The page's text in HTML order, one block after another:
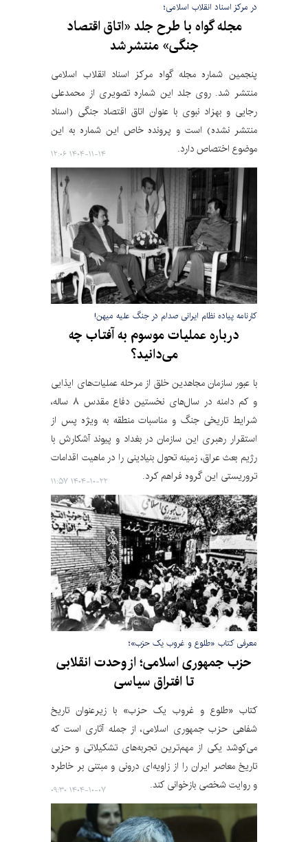
در مرکز اسناد انقلاب اسلامی؛
مجله گواه با طرح جلد «اتاق اقتصاد
جنگی» منتشر شد
پنجمین شماره مجله گواه مرکز اسناد انقلاب اسلامی
منتشر شد. روی جلد این شماره تصویری از محمدعلی
رجایی و بهزاد نبوی با عنوان اتاق اقتصاد جنگی (اسناد
منتشر نشده) است و پرونده خاص این شماره به این
موضوع اختصاص دارد.
۱۴۰۴-۱۱-۱۴ ۱۲:۰۶
کارنامه پیاده نظام ایرانی صدام در جنگ علیه میهن!
درباره عملیات موسوم به آفتاب چه
می‌دانید؟
با عبور سازمان مجاهدین خلق از مرحله عملیات‌های ایذایی
و کم دامنه در سال‌های نخستین دفاع مقدس ۸ ساله،
شرایط تاریخی جنگ و مناسبات منطقه به ویژه پس از
استقرار رهبری این سازمان در بغداد و پیوند آشکارش با
رژیم بعث عراق، زمینه تحول بنیادینی را در ماهیت اقدامات
تروریستی این گروه فراهم کرد.
۱۴۰۴-۱۰-۲۲ ۱۱:۵۷
معرفی کتاب «طلوع و غروب یک حزب»؛
حزب جمهوری اسلامی؛ از وحدت انقلابی
تا افتراق سیاسی
کتاب «طلوع و غروب یک حزب» با زیرعنوان تاریخ
شفاهی حزب جمهوری اسلامی، از جمله آثاری است که
می‌کوشد یکی از مهم‌ترین تجربه‌های تشکیلاتی و حزبی
تاریخ معاصر ایران را از زاویه‌ای درونی و مبتنی بر خاطره
و روایت شخصی بازخوانی کند.
۱۴۰۴-۱۰-۰۷ ۰۹:۳۰